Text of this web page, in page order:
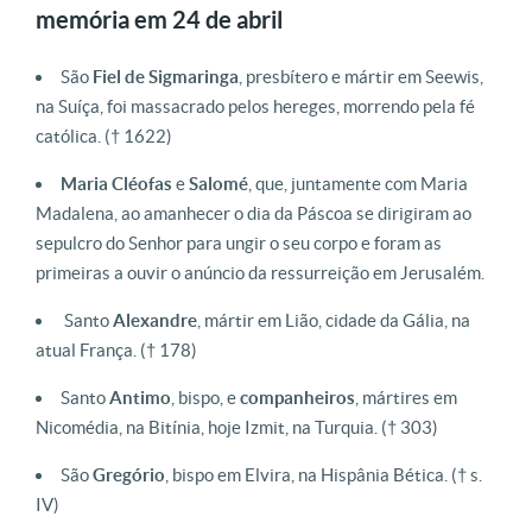
memória em 24 de abril
São Fiel de Sigmaringa , presbítero e mártir em Seewis,
na Suíça, foi massacrado pelos hereges, morrendo pela fé
católica. († 1622)
Maria Cléofas eSalomé , que, juntamente com Maria
Madalena, ao amanhecer o dia da Páscoa se dirigiram ao
sepulcro do Senhor para ungir o seu corpo e foram as
primeiras a ouvir o anúncio da ressurreição em Jerusalém.
SantoAlexandre , mártir em Lião, cidade da Gália, na
atual França. († 178)
SantoAntimo , bispo, ecompanheiros , mártires em
Nicomédia, na Bitínia, hoje Izmit, na Turquia. († 303)
SãoGregório , bispo em Elvira, na Hispânia Bética. († s.
IV)